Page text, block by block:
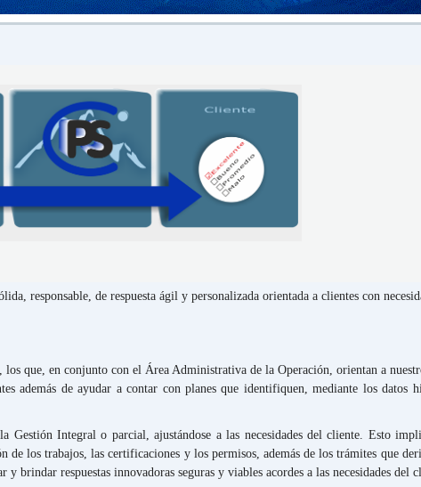
responsable, de respuesta ágil y personalizada orientada a clientes con
que, en conjunto con el Área Administrativa de la Operación, orientan a
además de ayudar a contar con planes que identifiquen, mediante los datos
Gestión Integral o parcial, ajustándose a las necesidades del cliente. Esto
los trabajos, las certificaciones y los permisos, además de los trámites que
brindar respuestas innovadoras seguras y viables acordes a las necesidades del